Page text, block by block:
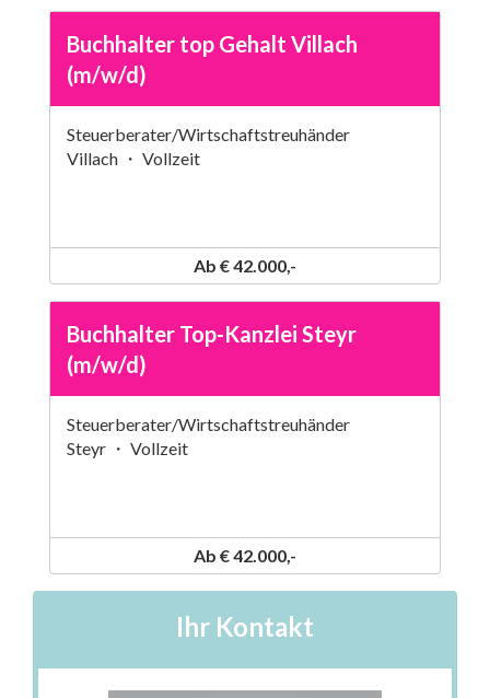
Buchhalter top Gehalt Villach
(m/w/d)
Steuerberater/Wirtschaftstreuhänder
Villach ・ Vollzeit
Ab € 42.000,-
Buchhalter Top-Kanzlei Steyr
(m/w/d)
Steuerberater/Wirtschaftstreuhänder
Steyr ・ Vollzeit
Ab € 42.000,-
Ihr Kontakt